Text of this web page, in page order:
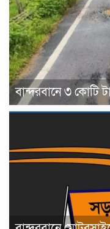
বান্দরবানে ৩ কোটি